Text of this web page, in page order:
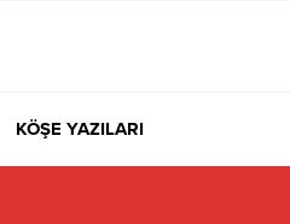
KÖŞE YAZILARI